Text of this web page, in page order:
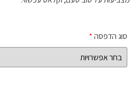
סוג הדפסה*